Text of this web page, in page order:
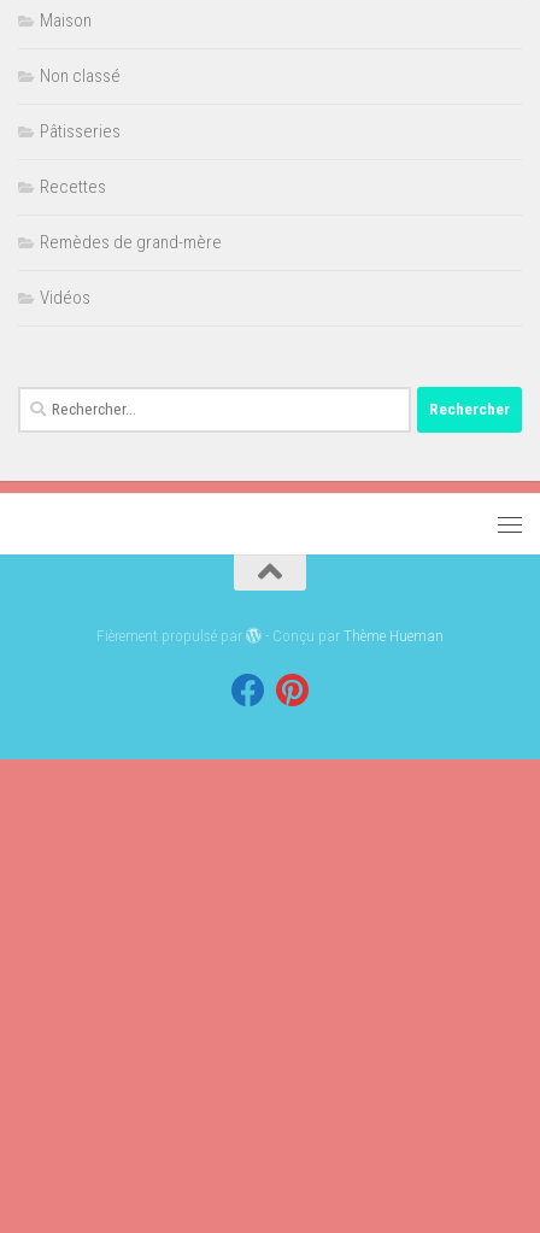
Maison
Non classé
Pâtisseries
Recettes
Remèdes de grand-mère
Vidéos
Rechercher :
Fièrement propulsé par - Conçu parThème Hueman